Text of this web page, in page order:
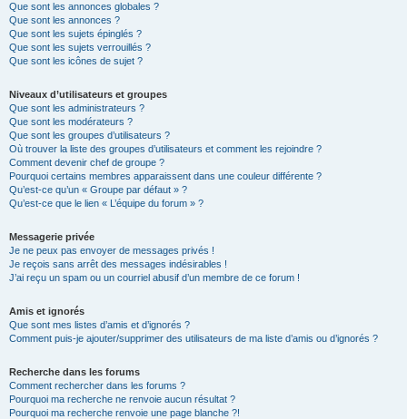
Que sont les annonces globales ?
Que sont les annonces ?
Que sont les sujets épinglés ?
Que sont les sujets verrouillés ?
Que sont les icônes de sujet ?
Niveaux d’utilisateurs et groupes
Que sont les administrateurs ?
Que sont les modérateurs ?
Que sont les groupes d’utilisateurs ?
Où trouver la liste des groupes d’utilisateurs et comment les rejoindre ?
Comment devenir chef de groupe ?
Pourquoi certains membres apparaissent dans une couleur différente ?
Qu’est-ce qu’un « Groupe par défaut » ?
Qu’est-ce que le lien « L’équipe du forum » ?
Messagerie privée
Je ne peux pas envoyer de messages privés !
Je reçois sans arrêt des messages indésirables !
J’ai reçu un spam ou un courriel abusif d’un membre de ce forum !
Amis et ignorés
Que sont mes listes d’amis et d’ignorés ?
Comment puis-je ajouter/supprimer des utilisateurs de ma liste d’amis ou d’ignorés ?
Recherche dans les forums
Comment rechercher dans les forums ?
Pourquoi ma recherche ne renvoie aucun résultat ?
Pourquoi ma recherche renvoie une page blanche ?!